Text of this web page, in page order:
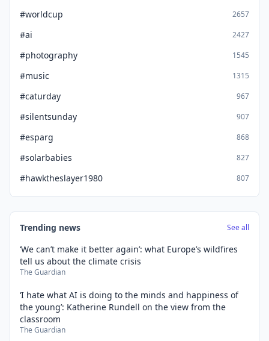
#worldcup 2657
#ai 2427
#photography 1545
#music 1315
#caturday 967
#silentsunday 907
#esparg 868
#solarbabies 827
#hawktheslayer1980 807
Trending news See all
‘We can’t make it better again’: what Europe’s wildfires
tell us about the climate crisis
The Guardian
‘I hate what AI is doing to the minds and happiness of
the young’: Katherine Rundell on the view from the
classroom
The Guardian